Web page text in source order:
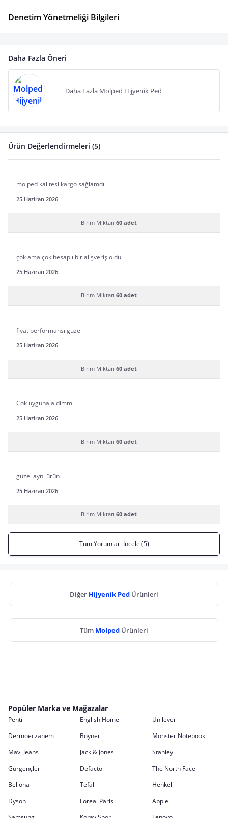
Denetim Yönetmeliği Bilgileri
Daha Fazla Öneri
Daha Fazla Molped Hijyenik Ped
Ürün Değerlendirmeleri (5)
molped kalitesi kargo sağlamdı
25 Haziran 2026
Birim Miktarı 60 adet
çok ama çok hesaplı bir alışveriş oldu
25 Haziran 2026
Birim Miktarı 60 adet
fiyat performansı güzel
25 Haziran 2026
Birim Miktarı 60 adet
Cok uyguna aldimm
25 Haziran 2026
Birim Miktarı 60 adet
güzel aynı ürün
25 Haziran 2026
Birim Miktarı 60 adet
Tüm Yorumları İncele (5)
Diğer Hijyenik Ped Ürünleri
Tüm Molped Ürünleri
Popüler Marka ve Mağazalar
Penti English Home
Unilever
Dermoeczanem
Boyner
Monster Notebook
Mavi Jeans
Jack & Jones
Stanley
Gürgençler
Defacto
The North Face
Bellona
Tefal
Henkel
Dyson
Loreal Paris
Apple